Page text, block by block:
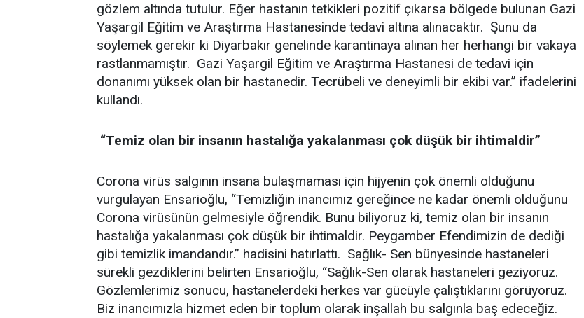
gözlem altında tutulur. Eğer hastanın tetkikleri pozitif çıkarsa bölgede bulunan Gazi
Yaşargil Eğitim ve Araştırma Hastanesinde tedavi altına alınacaktır. Şunu da
söylemek gerekir ki Diyarbakır genelinde karantinaya alınan her herhangi bir vakaya
rastlanmamıştır. Gazi Yaşargil Eğitim ve Araştırma Hastanesi de tedavi için
donanımı yüksek olan bir hastanedir. Tecrübeli ve deneyimli bir ekibi var.” ifadelerini
kullandı.
“Temiz olan bir insanın hastalığa yakalanması çok düşük bir ihtimaldir”
Corona virüs salgının insana bulaşmaması için hijyenin çok önemli olduğunu
vurgulayan Ensarioğlu, “Temizliğin inancımız gereğince ne kadar önemli olduğunu
Corona virüsünün gelmesiyle öğrendik. Bunu biliyoruz ki, temiz olan bir insanın
hastalığa yakalanması çok düşük bir ihtimaldir. Peygamber Efendimizin de dediği
gibi temizlik imandandır.” hadisini hatırlattı. Sağlık- Sen bünyesinde hastaneleri
sürekli gezdiklerini belirten Ensarioğlu, “Sağlık-Sen olarak hastaneleri geziyoruz.
Gözlemlerimiz sonucu, hastanelerdeki herkes var gücüyle çalıştıklarını görüyoruz.
Biz inancımızla hizmet eden bir toplum olarak inşallah bu salgınla baş edeceğiz.